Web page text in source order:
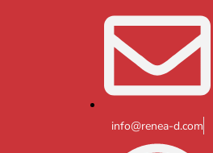
info@renea-d.com